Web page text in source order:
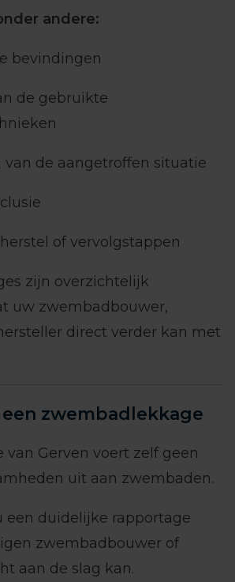
andere:
bevindingen
de gebruikte
van de aangetroffen situatie
of vervolgstappen
zijn overzichtelijk
uw zwembadbouwer,
direct verder kan met
zwembadlekkage
van Gerven voert zelf geen
uit aan zwembaden.
een duidelijke rapportage
zwembadbouwer of
aan de slag kan.